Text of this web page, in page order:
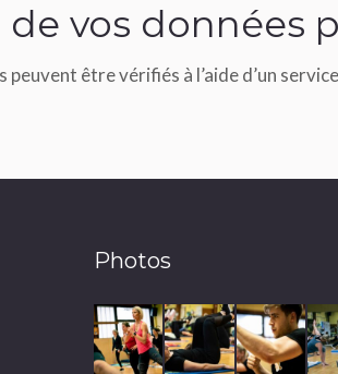
vos données
peuvent être vérifiés à l’aide d’un
Photos